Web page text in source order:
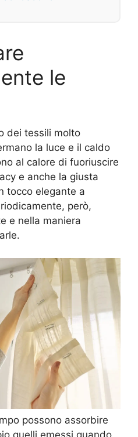
le
dei tessili molto
la luce e il caldo
al calore di fuoriuscire
e anche la giusta
tocco elegante a
però,
e nella maniera
possono assorbire